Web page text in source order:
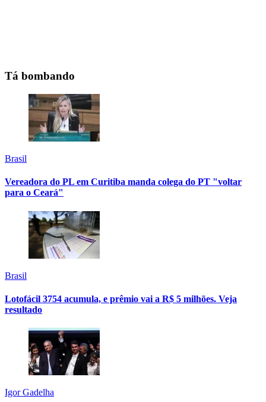
Tá bombando
Brasil
Vereadora do PL em Curitiba manda colega do PT "voltar
para o Ceará"
Brasil
Lotofácil 3754 acumula, e prêmio vai a R$ 5 milhões. Veja
resultado
Igor Gadelha